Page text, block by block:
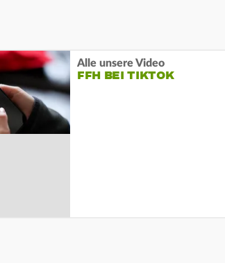
Alle unsere Video
FFH BEI TIKTOK